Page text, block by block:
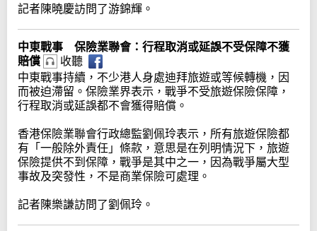
記者陳曉慶訪問了游錦輝。
中東戰事 保險業聯會：行程取消或延誤不受保障不獲
賠償
收聽
中東戰事持續，不少港人身處迪拜旅遊或等候轉機，因
而被迫滯留。保險業界表示，戰爭不受旅遊保險保障，
行程取消或延誤都不會獲得賠償。
香港保險業聯會行政總監劉佩玲表示，所有旅遊保險都
有「一般除外責任」條款，意思是在列明情況下，旅遊
保險提供不到保障，戰爭是其中之一，因為戰爭屬大型
事故及突發性，不是商業保險可處理。
記者陳樂謙訪問了劉佩玲。